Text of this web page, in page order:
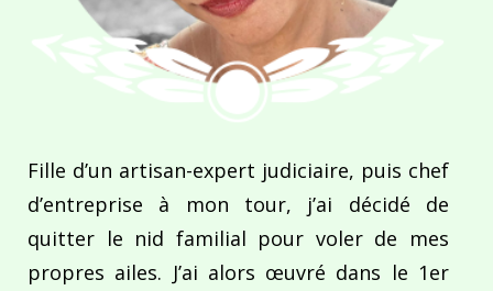
Fille d’un artisan-expert judiciaire, puis chef
d’entreprise à mon tour, j’ai décidé de
quitter le nid familial pour voler de mes
propres ailes. J’ai alors œuvré dans le 1er